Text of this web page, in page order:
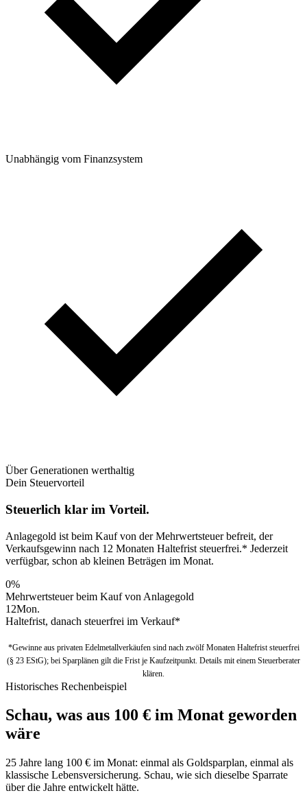
Unabhängig vom Finanzsystem
Über Generationen werthaltig
Dein Steuervorteil
Steuerlich klar im Vorteil.
Anlagegold ist beim Kauf von der Mehrwertsteuer befreit, der
Verkaufsgewinn nach 12 Monaten Haltefrist steuerfrei.* Jederzeit
verfügbar, schon ab kleinen Beträgen im Monat.
0%
Mehrwertsteuer beim Kauf von Anlagegold
12Mon.
Haltefrist, danach steuerfrei im Verkauf*
*Gewinne aus privaten Edelmetallverkäufen sind nach zwölf Monaten Haltefrist steuerfrei
(§ 23 EStG); bei Sparplänen gilt die Frist je Kaufzeitpunkt. Details mit einem Steuerberater
klären.
Historisches Rechenbeispiel
Schau, was aus 100 € im Monat geworden
wäre
25 Jahre lang 100 € im Monat: einmal als Goldsparplan, einmal als
klassische Lebensversicherung. Schau, wie sich dieselbe Sparrate
über die Jahre entwickelt hätte.